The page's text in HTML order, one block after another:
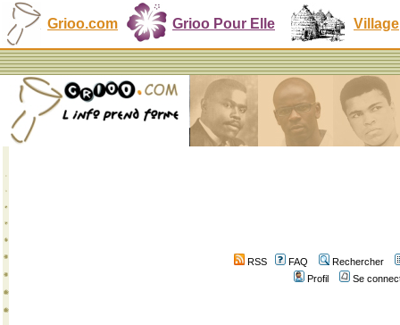
Grioo.com Grioo Pour Elle Village
RSS FAQ
Rechercher
Profil
Se